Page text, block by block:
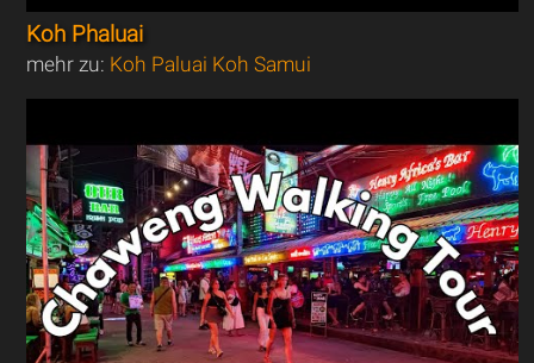
Koh Phaluai
mehr zu: Koh Paluai Koh Samui